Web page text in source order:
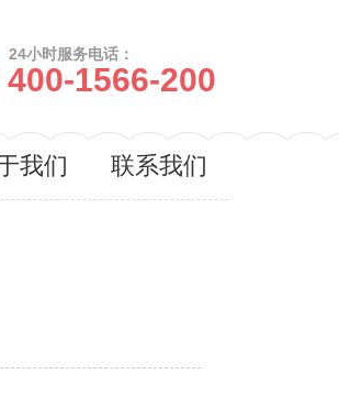
24小时服务电话：
400-1566-200
我们 联系我们